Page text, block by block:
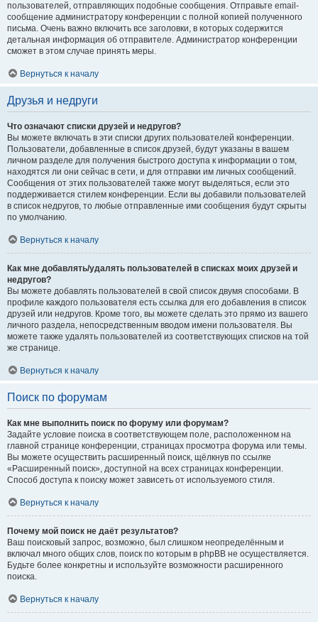
пользователей, отправляющих подобные сообщения. Отправьте email-
сообщение администратору конференции с полной копией полученного
письма. Очень важно включить все заголовки, в которых содержится
детальная информация об отправителе. Администратор конференции
сможет в этом случае принять меры.
Вернуться к началу
Друзья и недруги
Что означают списки друзей и недругов?
Вы можете включать в эти списки других пользователей конференции.
Пользователи, добавленные в список друзей, будут указаны в вашем
личном разделе для получения быстрого доступа к информации о том,
находятся ли они сейчас в сети, и для отправки им личных сообщений.
Сообщения от этих пользователей также могут выделяться, если это
поддерживается стилем конференции. Если вы добавили пользователей
в список недругов, то любые отправленные ими сообщения будут скрыты
по умолчанию.
Вернуться к началу
Как мне добавлять/удалять пользователей в списках моих друзей и
недругов?
Вы можете добавлять пользователей в свой список двумя способами. В
профиле каждого пользователя есть ссылка для его добавления в список
друзей или недругов. Кроме того, вы можете сделать это прямо из вашего
личного раздела, непосредственным вводом имени пользователя. Вы
можете также удалять пользователей из соответствующих списков на той
же странице.
Вернуться к началу
Поиск по форумам
Как мне выполнить поиск по форуму или форумам?
Задайте условие поиска в соответствующем поле, расположенном на
главной странице конференции, страницах просмотра форума или темы.
Вы можете осуществить расширенный поиск, щёлкнув по ссылке
«Расширенный поиск», доступной на всех страницах конференции.
Способ доступа к поиску может зависеть от используемого стиля.
Вернуться к началу
Почему мой поиск не даёт результатов?
Ваш поисковый запрос, возможно, был слишком неопределённым и
включал много общих слов, поиск по которым в phpBB не осуществляется.
Будьте более конкретны и используйте возможности расширенного
поиска.
Вернуться к началу